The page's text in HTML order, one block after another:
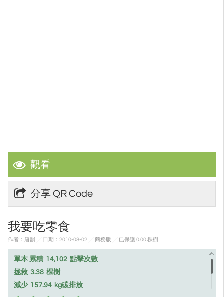
觀看
分享 QR Code
我要吃零食
作者：唐韻 ╱ 日期：2010-08-02 ╱ 商務版 ╱ 已保護 0.00 棵樹
單本 累積 14,102 點擊次數
拯救 3.38 棵樹
減少 157.94 kg碳排放